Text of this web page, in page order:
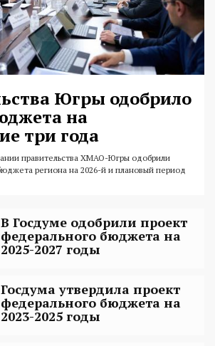
Югры одобрило
на
три года
правительства ХМАО-Югры одобрили
региона на 2026-й и плановый период
В Госдуме одобрили проект
федерального бюджета на
2025-2027 годы
Госдума утвердила проект
федерального бюджета на
2023-2025 годы